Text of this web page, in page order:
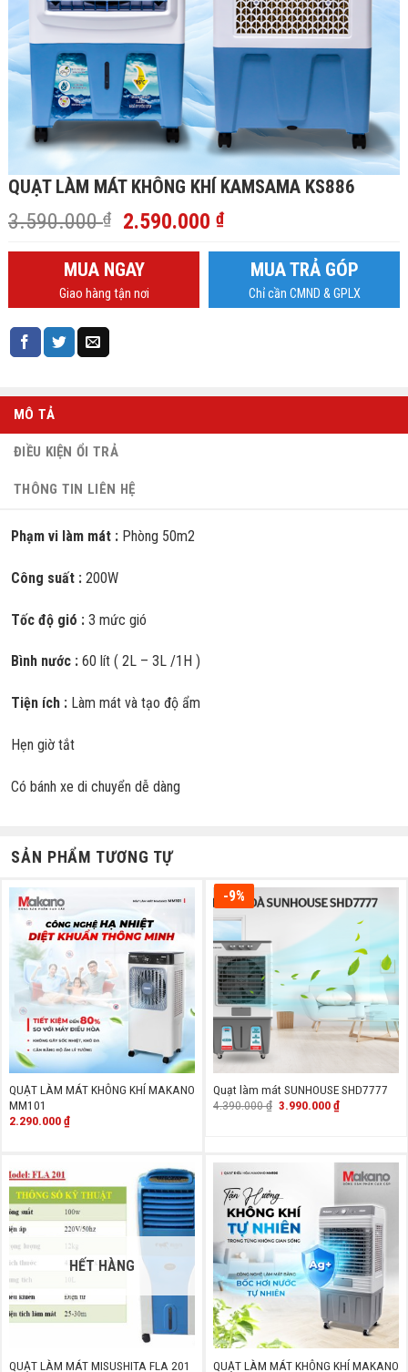
QUẠT LÀM MÁT KHÔNG KHÍ KAMSAMA KS886
3.590.000₫
Giá
là:
3.590.000 ₫.
2.590.000₫Giá
2.590.000 ₫.
MUA NGAY
Giao hàng tận nơi
MUA TRẢ GÓP
Chỉ cần CMND & GPLX
MÔ TẢ
ĐIỀU KIỆN ỔI TRẢ
THÔNG TIN LIÊN HỆ
Phạm vi làm mát : Phòng 50m2
Công suất : 200W
Tốc độ gió : 3 mức gió
Bình nước : 60 lít ( 2L – 3L /1H )
Tiện ích : Làm mát và tạo độ ẩm
Hẹn giờ tắt
Có bánh xe di chuyển dễ dàng
SẢN PHẨM TƯƠNG TỰ
QUẠT LÀM MÁT KHÔNG KHÍ MAKANO
MM101
2.290.000₫
-9%
Quạt làm mát SUNHOUSE SHD7777
4.390.000₫ Giá
3.990.000₫Giá
HẾT HÀNG
QUẠT LÀM MÁT MISUSHITA FLA 201
QUẠT LÀM MÁT KHÔNG KHÍ MAKANO